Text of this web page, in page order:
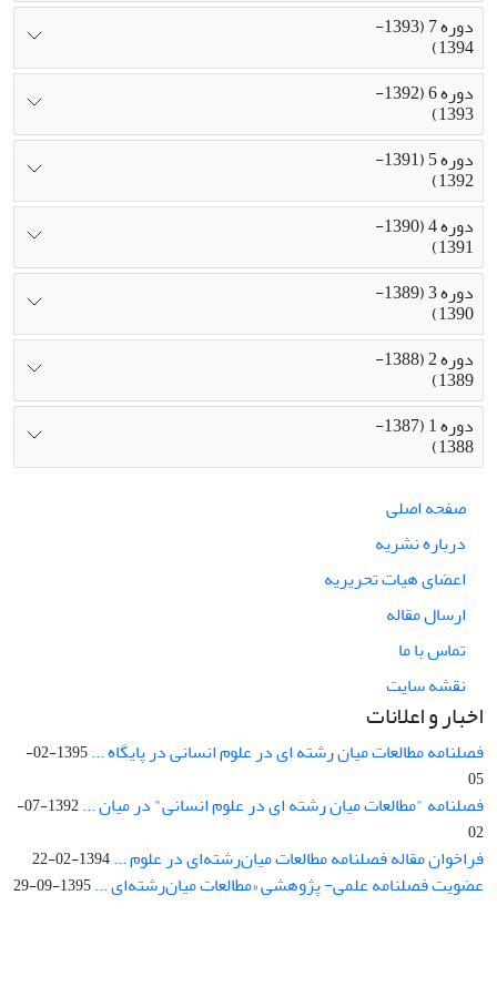
دوره 7 (1393-
1394)
دوره 6 (1392-
1393)
دوره 5 (1391-
1392)
دوره 4 (1390-
1391)
دوره 3 (1389-
1390)
دوره 2 (1388-
1389)
دوره 1 (1387-
1388)
صفحه اصلی
درباره نشریه
اعضای هیات تحریریه
ارسال مقاله
تماس با ما
نقشه سایت
اخبار و اعلانات
فصلنامه مطالعات میان رشته ای در علوم انسانی در پایگاه ...
1395-02-
05
فصلنامه "مطالعات میان رشته ای در علوم انسانی" در میان ...
1392-07-
02
فراخوان مقاله فصلنامه مطالعات میان‌رشته‌ای در علوم ...1394-02-22
عضویت فصلنامه علمی- پژوهشی «مطالعات میان‌رشته‌ای ...1395-09-29